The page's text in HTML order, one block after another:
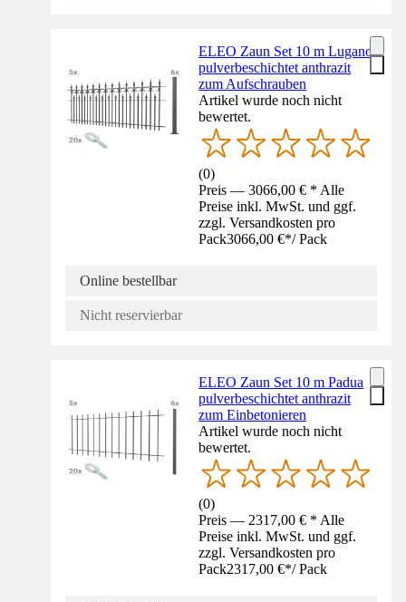
ELEO Zaun Set 10 m Lugano
pulverbeschichtet anthrazit
zum Aufschrauben
Artikel wurde noch nicht
bewertet.
(0)
Preis — 3066,00 € * Alle
Preise inkl. MwSt. und ggf.
zzgl. Versandkosten pro
Pack3066,00 €*/ Pack
Online bestellbar
Nicht reservierbar
ELEO Zaun Set 10 m Padua
pulverbeschichtet anthrazit
zum Einbetonieren
Artikel wurde noch nicht
bewertet.
(0)
Preis — 2317,00 € * Alle
Preise inkl. MwSt. und ggf.
zzgl. Versandkosten pro
Pack2317,00 €*/ Pack